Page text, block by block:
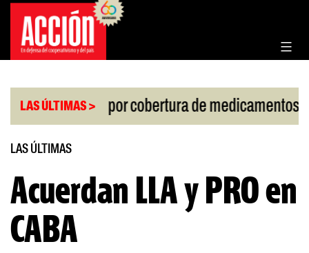
Saltar
contenido
LAS ÚLTIMAS >
de la Corte por cobertura de medicamentos |
LAS ÚLTIMAS
Acuerdan LLA y PRO en
CABA